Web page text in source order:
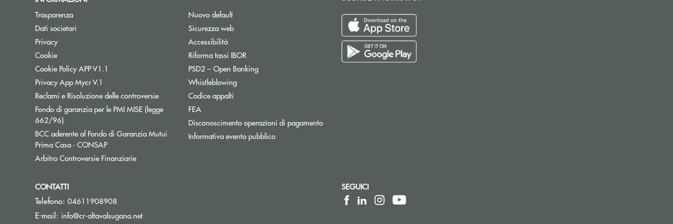
Trasparenza
Dati societari
Privacy
Cookie
Cookie Policy APP V1.1
Privacy App Mycr V.1
Reclami e Risoluzione delle controversie
Fondo di garanzia per le PMI MISE (legge
662/96)Apre una nuova finestra
BCC aderente al Fondo di Garanzia Mutui
Prima Casa - CONSAPApre una nuova finestra
Arbitro Controversie FinanziarieApre una nuova finestra
Nuovo default
Sicurezza web
Accessibilità
Riforma tassi IBOR
PSD2 – Open BankingApre una nuova finestra
Whistleblowing
Codice appalti
FEA
Disconoscimento operazioni di pagamentoApre una nuova finestra
Informativa evento pubblico
CONTATTI
Telefono: 04611908908
E-mail: info@cr-altavalsugana.net(si apre l’app di posta elettronica)
SEGUICI